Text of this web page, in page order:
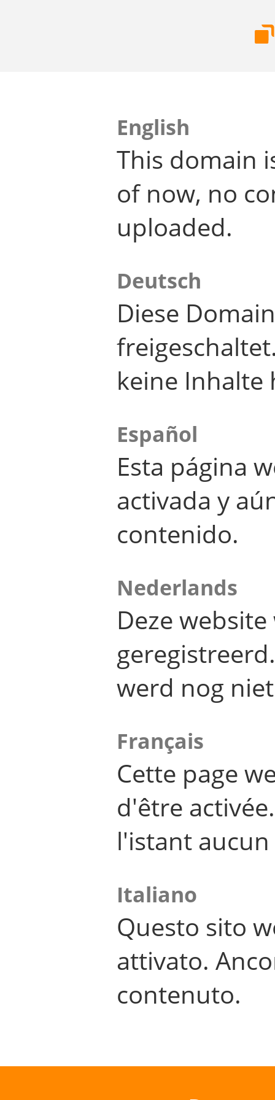
English
This domain
of now, no
uploaded.
Deutsch
Diese
keine Inhalte
Español
Esta página
activada y
contenido.
Nederlands
Deze
werd nog
Français
Cette page
d'être
l'istant
Italiano
Questo sito
attivato.
contenuto.